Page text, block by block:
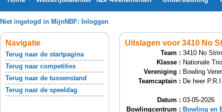
Niet ingelogd in MijnNBF: Inloggen
Navigatie
Terug naar de startpagina
Terug naar competities
Terug naar de tussenstand
Terug naar de speeldag
Uitslagen voor 3410 No
Team : 3410 No
Klasse : Nationale
Vereniging : Bowling
Teamcaptain : De heer
Datum : 03-05-2026
Bowlingcentrum : Bowling en